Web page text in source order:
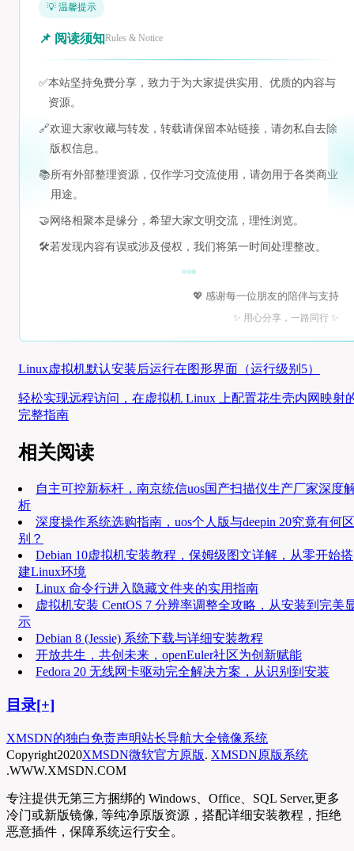
💡 温馨提示
📌 阅读须知Rules & Notice
✅本站坚持免费分享，致力于为大家提供实用、优质的内容与
资源。
🔗欢迎大家收藏与转发，转载请保留本站链接，请勿私自去除
版权信息。
📚所有外部整理资源，仅作学习交流使用，请勿用于各类商业
用途。
🤝 网络相聚本是缘分，希望大家文明交流，理性浏览。
🛠️若发现内容有误或涉及侵权，我们将第一时间处理整改。
💖 感谢每一位朋友的陪伴与支持
✨ 用心分享，一路同行 ✨
Linux虚拟机默认安装后运行在图形界面（运行级别5）
轻松实现远程访问，在虚拟机 Linux 上配置花生壳内网映射
完整指南
相关阅读
自主可控新标杆，南京统信uos国产扫描仪生产厂家深度
析
深度操作系统选购指南，uos个人版与deepin 20究竟有何区
别？
Debian 10虚拟机安装教程，保姆级图文详解，从零开始搭
建Linux环境
Linux 命令行进入隐藏文件夹的实用指南
虚拟机安装 CentOS 7 分辨率调整全攻略，从安装到完美
示
Debian 8 (Jessie) 系统下载与详细安装教程
开放共生，共创未来，openEuler社区为创新赋能
Fedora 20 无线网卡驱动完全解决方案，从识别到安装
目录[+]
XMSDN的独白免责声明站长导航大全镜像系统
Copyright2020XMSDN微软官方原版. XMSDN原版系统
.WWW.XMSDN.COM
专注提供无第三方捆绑的 Windows、Office、SQL Server,更多
冷门或新版镜像, 等纯净原版资源，搭配详细安装教程，拒绝
恶意插件，保障系统运行安全。